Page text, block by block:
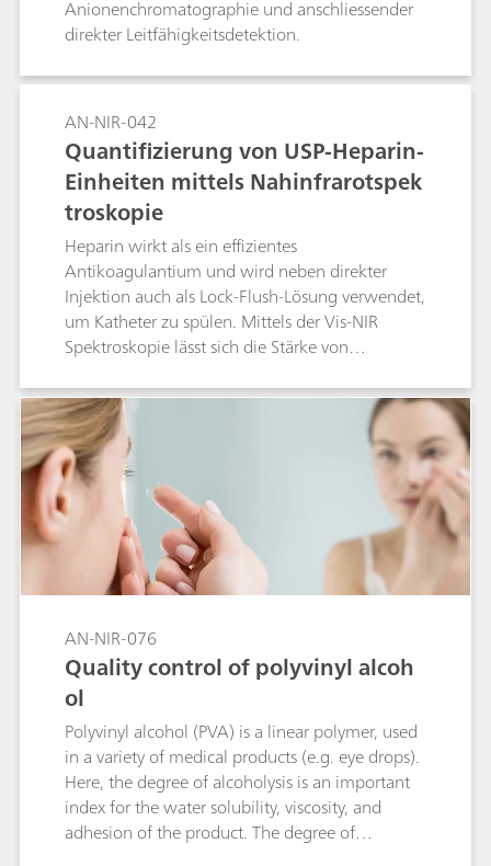
Anionenchromatographie und anschliessender
direkter Leitfähigkeitsdetektion.
AN-NIR-042
Quantifizierung von USP-Heparin-
Einheiten mittels Nahinfrarotspek
troskopie
Heparin wirkt als ein effizientes
Antikoagulantium und wird neben direkter
Injektion auch als Lock-Flush-Lösung verwendet,
um Katheter zu spülen. Mittels der Vis-NIR
Spektroskopie lässt sich die Stärke von
bestimmen. Diese Application Note zeigt, dass
die Heparinstärke verlässlich mit Vis-NIR-
Spektroskopie bestimmt werden kann.
AN-NIR-076
Quality control of polyvinyl alcoh
ol
Polyvinyl alcohol (PVA) is a linear polymer, used
in a variety of medical products (e.g. eye drops).
Here, the degree of alcoholysis is an important
index for the water solubility, viscosity, and
adhesion of the product. The degree of